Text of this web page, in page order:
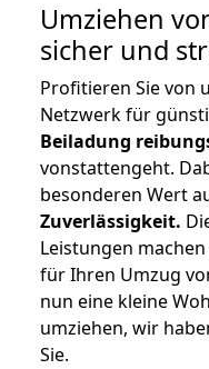
Umziehen
sicher und
Profitieren Sie von
Netzwerk für
Beiladung
vonstattengeht.
besonderen Wert
Zuverlässigkeit.
Leistungen
für Ihren Umzug
nun eine kleine
umziehen, wir
Sie.